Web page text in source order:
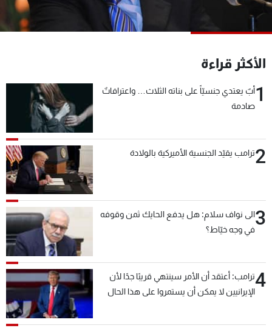
الأكثر قراءة
1أبٌ يعتدي جنسيّاً على بناته الثلاث… واعترافاتٌ
صادمة
2ترامب يقيّد الجنسية الأميركية بالولادة
3الى نواف سلام: هل يدفع الحايك ثمن وقوفه
في وجه خيّاط؟
4ترامب: أعتقد أن الأمر سينتهي قريبًا جدًا لأن
الإيرانيين لا يمكن أن يستمروا على هذا الحال
عن MTV
لاعلاناتكم
وظائف